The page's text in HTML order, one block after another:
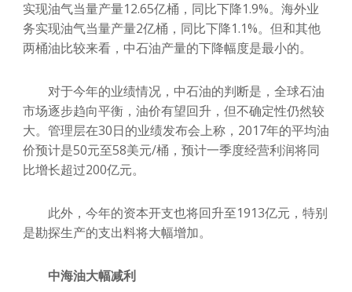
实现油气当量产量12.65亿桶，同比下降1.9%。海外业
务实现油气当量产量2亿桶，同比下降1.1%。但和其他
两桶油比较来看，中石油产量的下降幅度是最小的。
对于今年的业绩情况，中石油的判断是，全球石油
市场逐步趋向平衡，油价有望回升，但不确定性仍然较
大。管理层在30日的业绩发布会上称，2017年的平均油
价预计是50元至58美元/桶，预计一季度经营利润将同
比增长超过200亿元。
此外，今年的资本开支也将回升至1913亿元，特别
是勘探生产的支出料将大幅增加。
中海油大幅减利